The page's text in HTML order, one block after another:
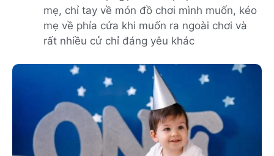
mẹ, chỉ tay về món đồ chơi mình muốn, kéo
mẹ về phía cửa khi muốn ra ngoài chơi và
rất nhiều cử chỉ đáng yêu khác